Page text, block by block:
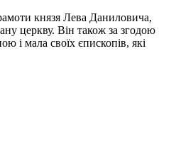
князя Лева Даниловича,
церкву. Він також за згодою
і мала своїх єпископів, які